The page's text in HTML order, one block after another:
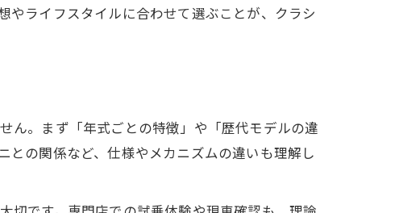
ツ
やライフスタイルに合わせて選ぶことが、クラシ
ん。まず「年式ごとの特徴」や「歴代モデルの違
との関係など、仕様やメカニズムの違いも理解し